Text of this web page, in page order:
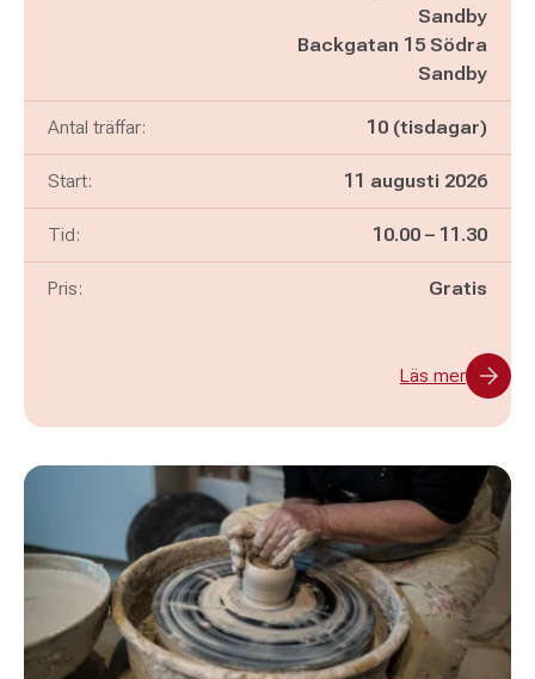
Sandby
Backgatan 15 Södra
Sandby
Antal träffar: 10 (tisdagar)
Start: 11 augusti 2026
Tid: Pågår mellan
10.00 – och
11.30
Pris: Gratis
Läs mer